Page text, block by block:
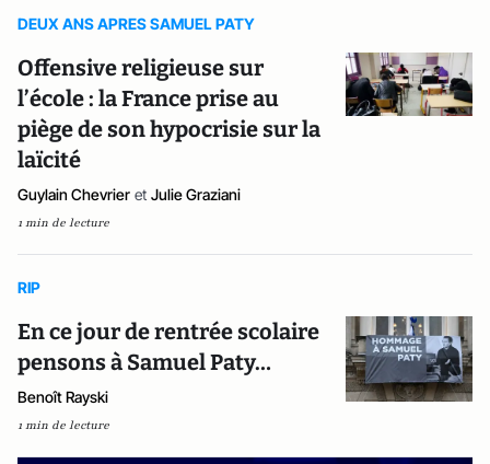
DEUX ANS APRES SAMUEL PATY
Offensive religieuse sur
l’école : la France prise au
piège de son hypocrisie sur la
laïcité
Guylain Chevrier et Julie Graziani
1 min de lecture
RIP
En ce jour de rentrée scolaire
pensons à Samuel Paty…
Benoît Rayski
1 min de lecture